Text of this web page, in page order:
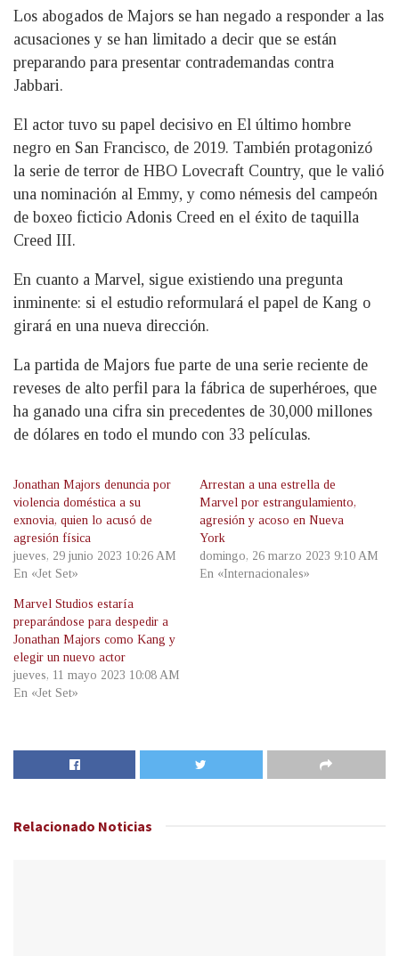
Los abogados de Majors se han negado a responder a las
acusaciones y se han limitado a decir que se están
preparando para presentar contrademandas contra
Jabbari.
El actor tuvo su papel decisivo en El último hombre
negro en San Francisco, de 2019. También protagonizó
la serie de terror de HBO Lovecraft Country, que le valió
una nominación al Emmy, y como némesis del campeón
de boxeo ficticio Adonis Creed en el éxito de taquilla
Creed III.
En cuanto a Marvel, sigue existiendo una pregunta
inminente: si el estudio reformulará el papel de Kang o
girará en una nueva dirección.
La partida de Majors fue parte de una serie reciente de
reveses de alto perfil para la fábrica de superhéroes, que
ha ganado una cifra sin precedentes de 30,000 millones
de dólares en todo el mundo con 33 películas.
Jonathan Majors denuncia por
violencia doméstica a su
exnovia, quien lo acusó de
agresión física
jueves, 29 junio 2023 10:26 AM
En «Jet Set»
Arrestan a una estrella de
Marvel por estrangulamiento,
agresión y acoso en Nueva
York
domingo, 26 marzo 2023 9:10 AM
En «Internacionales»
Marvel Studios estaría
preparándose para despedir a
Jonathan Majors como Kang y
elegir un nuevo actor
jueves, 11 mayo 2023 10:08 AM
En «Jet Set»
Relacionado Noticias